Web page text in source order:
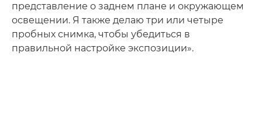
представление о заднем плане и окружающем
освещении. Я также делаю три или четыре
пробных снимка, чтобы убедиться в
правильной настройке экспозиции».